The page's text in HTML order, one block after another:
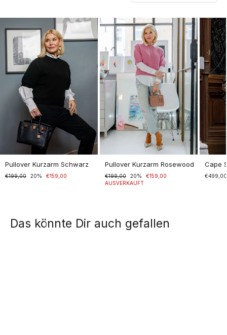
Pullover Kurzarm Schwarz
Normaler
€199,00
Sonderpreis20% €159,00
Pullover Kurzarm Rosewood
Normaler
Preis
€199,00
Sonderpreis20%
€159,00
AUSVERKAUFT
Cape
€499,00
Das könnte Dir auch gefallen